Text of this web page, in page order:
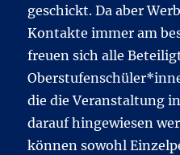
geschickt. Da aber
Kontakte immer am
freuen sich alle
die die Veranstaltung
darauf hingewiesen
können sowohl